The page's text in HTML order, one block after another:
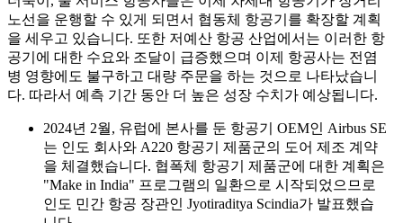
노선을 운행할 수 있게 되면서 협동체 항공기를 확장할 계획
을 세우고 있습니다. 또한 저예산 항공 산업에서는 이러한 항
공기에 대한 수요와 조달이 급증했으며 이제 항공사는 전염
병 영향에도 불구하고 대량 주문을 하는 것으로 나타났습니
다. 따라서 예측 기간 동안 더 높은 성장 수치가 예상됩니다.
2024년 2월, 유럽에 본사를 둔 항공기 OEM인 Airbus SE
는 인도 회사와 A220 항공기 제품군의 도어 제조 계약
을 체결했습니다. 협폭체 항공기 제품군에 대한 계획은
"Make in India" 프로그램의 일환으로 시작되었으므로
인도 민간 항공 장관인 Jyotiraditya Scindia가 발표했습